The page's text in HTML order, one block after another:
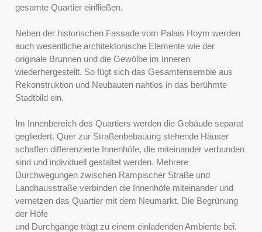
gesamte Quartier einfließen.
Neben der historischen Fassade vom Palais Hoym werden
auch wesentliche architektonische Elemente wie der
originale Brunnen und die Gewölbe im Inneren
wiederhergestellt. So fügt sich das Gesamtensemble aus
Rekonstruktion und Neubauten nahtlos in das berühmte
Stadtbild ein.
Im Innenbereich des Quartiers werden die Gebäude separat
gegliedert. Quer zur Straßenbebauung stehende Häuser
schaffen differenzierte Innenhöfe, die miteinander verbunden
sind und individuell gestaltet werden. Mehrere
Durchwegungen zwischen Rampischer Straße und
Landhausstraße verbinden die Innenhöfe miteinander und
vernetzen das Quartier mit dem Neumarkt. Die Begrünung
der Höfe
und Durchgänge trägt zu einem einladenden Ambiente bei.